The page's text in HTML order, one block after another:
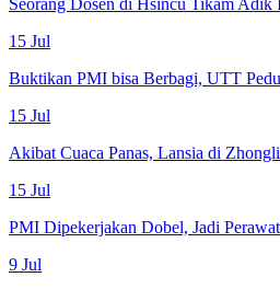
15 Jul
Buktikan PMI bisa Berbagi, UTT
15 Jul
Akibat Cuaca Panas, Lansia di
15 Jul
PMI Dipekerjakan Dobel, Jadi
9 Jul